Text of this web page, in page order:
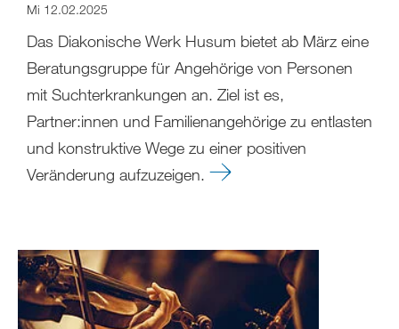
Mi 12.02.2025
Das Diakonische Werk Husum bietet ab März eine
Beratungsgruppe für Angehörige von Personen
mit Suchterkrankungen an. Ziel ist es,
Partner:innen und Familienangehörige zu entlasten
und konstruktive Wege zu einer positiven
Veränderung aufzuzeigen.